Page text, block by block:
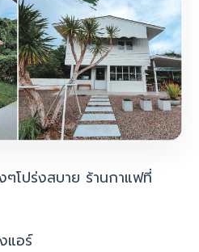
ๆโปร่งสบาย ร้านกาแฟที่
แอร์